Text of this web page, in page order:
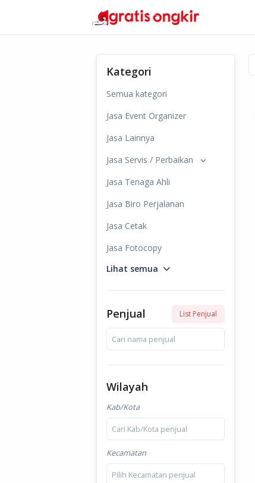
Kategori
Semua kategori
Jasa Event Organizer
Jasa Lainnya
Jasa Servis / Perbaikan
Jasa Tenaga Ahli
Jasa Biro Perjalanan
Jasa Cetak
Jasa Fotocopy
Lihat semua
Penjual List Penjual
Cari nama penjual
Wilayah
Kab/Kota
Cari Kab/Kota penjual
Kecamatan
Pilih Kecamatan penjual